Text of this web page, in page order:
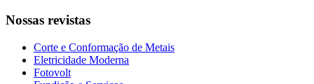
Nossas revistas
Corte e Conformação de Metais
Eletricidade Moderna
Fotovolt